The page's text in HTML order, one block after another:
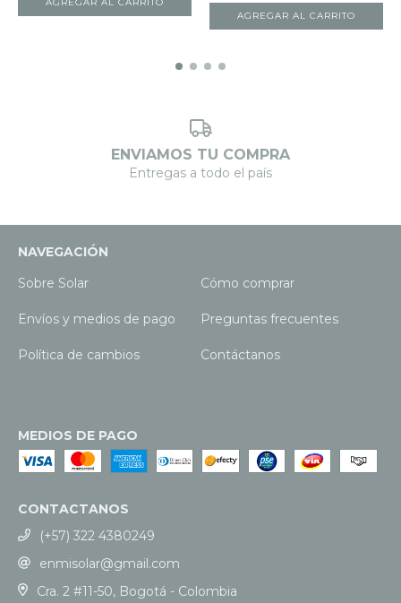
ENVIAMOS TU COMPRA
Entregas a todo el país
NAVEGACIÓN
Sobre Solar
Cómo comprar
Envíos y medios de pago Preguntas frecuentes
Política de cambios Contáctanos
MEDIOS DE PAGO
CONTACTANOS
(+57) 322 4380249
enmisolar@gmail.com
Cra. 2 #11-50, Bogotá - Colombia